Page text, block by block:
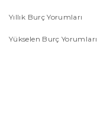
Yıllık Burç Yorumları
Yükselen Burç Yorumları